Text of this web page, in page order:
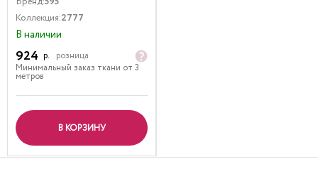
Коллекция:2777
В наличии
924 р.
розница
Минимальный заказ ткани от 3
метров
В КОРЗИНУ